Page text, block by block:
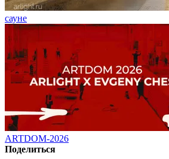
сауне
ARTDOM-2026
Поделиться